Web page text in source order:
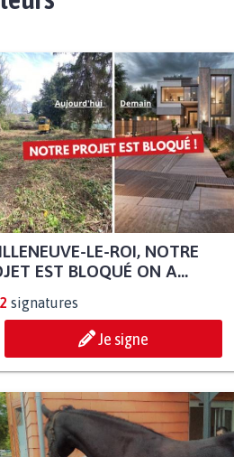
LE-ROI, NOTRE
EST BLOQUÉ ON A...
signatures
Je signe